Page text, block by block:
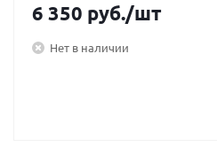
6 350 руб./шт
Нет в наличии